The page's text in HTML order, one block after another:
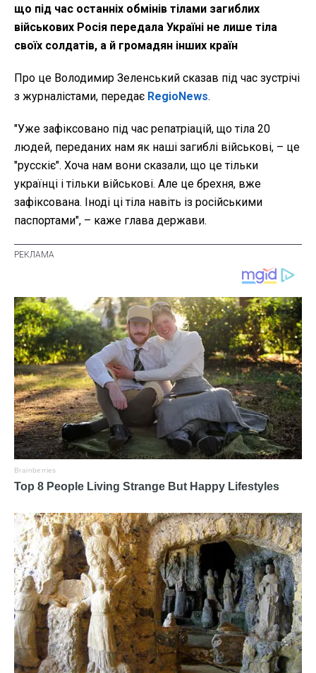
що під час останніх обмінів тілами загиблих
військових Росія передала Україні не лише тіла
своїх солдатів, а й громадян інших країн
Про це Володимир Зеленський сказав під час зустрічі
з журналістами, передає RegioNews.
"Уже зафіксовано під час репатріацій, що тіла 20
людей, переданих нам як наші загиблі військові, – це
"русскіє". Хоча нам вони сказали, що це тільки
українці і тільки військові. Але це брехня, вже
зафіксована. Іноді ці тіла навіть із російськими
паспортами", – каже глава держави.